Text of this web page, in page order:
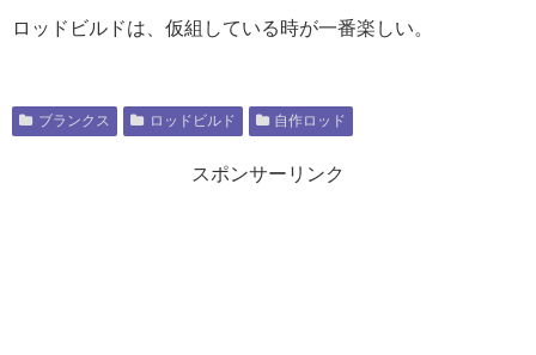
ロッドビルドは、仮組している時が一番楽しい。
ブランクス ロッドビルド 自作ロッド
スポンサーリンク